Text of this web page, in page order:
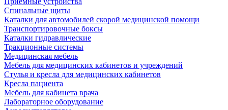
Спинальные щиты
Каталки для автомобилей скорой медицинской помощи
Транспортировочные боксы
Каталки гидравлические
Тракционные системы
Медицинская мебель
Мебель для медицинских кабинетов и учреждений
Стулья и кресла для медицинских кабинетов
Кресла пациента
Мебель для кабинета врача
Лабораторное оборудование